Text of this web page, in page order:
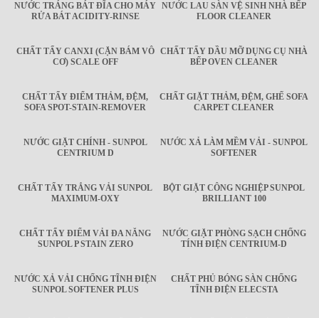
NƯỚC TRÁNG BÁT ĐĨA CHO MÁY
RỬA BÁT ACIDITY-RINSE
NƯỚC LAU SÀN VỆ SINH NHÀ BẾP
FLOOR CLEANER
CHẤT TẨY CANXI (CẶN BÁM VÔ
CƠ) SCALE OFF
CHẤT TẨY DẦU MỠ DỤNG CỤ NHÀ
BẾP OVEN CLEANER
CHẤT TẨY ĐIỂM THẢM, ĐỆM,
SOFA SPOT-STAIN-REMOVER
CHẤT GIẶT THẢM, ĐỆM, GHẾ SOFA
CARPET CLEANER
NƯỚC GIẶT CHÍNH - SUNPOL
CENTRIUM D
NƯỚC XẢ LÀM MỀM VẢI - SUNPOL
SOFTENER
CHẤT TẨY TRẮNG VẢI SUNPOL
MAXIMUM-OXY
BỘT GIẶT CÔNG NGHIỆP SUNPOL
BRILLIANT 100
CHẤT TẨY ĐIỂM VẢI ĐA NĂNG
SUNPOL P STAIN ZERO
NƯỚC GIẶT PHÒNG SẠCH CHỐNG
TÍNH ĐIỆN CENTRIUM-D
NƯỚC XẢ VẢI CHỐNG TĨNH ĐIỆN
SUNPOL SOFTENER PLUS
CHẤT PHỦ BÓNG SÀN CHỐNG
TĨNH ĐIỆN ELECSTA